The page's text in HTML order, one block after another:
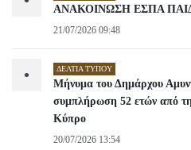
ΑΝΑΚΟΙΝΩΣΗ ΕΣΠΑ
21/07/2026 09:48
• ΔΕΛΤΊΑ ΤΎΠΟΥ
Μήνυμα του Δημάρχου
συμπλήρωση 52 ετών από
Κύπρο
20/07/2026 13:54